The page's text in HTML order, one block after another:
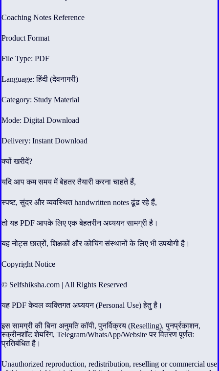
Coaching Notes Reference
Product Format
File Type: PDF
Language: हिंदी (देवनागरी)
Category: Study Material
Mode: Digital Download
Delivery: Instant Download
क्यों खरीदें?
यदि आप कम समय में बेहतर तैयारी करना चाहते हैं,
स्पष्ट, सुंदर और व्यवस्थित handwritten notes ढूंढ रहे हैं,
तो यह PDF आपके लिए एक बेहतरीन अध्ययन सामग्री है।
यह नोट्स छात्रों, शिक्षकों और कोचिंग संस्थानों के लिए भी उपयोगी है।
Copyright Notice
© Selfshiksha.com | All Rights Reserved
यह PDF केवल व्यक्तिगत अध्ययन (Personal Use) हेतु है।
इस सामग्री की बिना अनुमति कॉपी, पुनर्विक्रय (Reselling), पुनर्प्रकाशन,
स्क्रीनशॉट शेयरिंग, Telegram/WhatsApp/Website पर वितरण पूर्णतः
प्रतिबंधित है।
Unauthorized reproduction, redistribution, reselling or commercial use